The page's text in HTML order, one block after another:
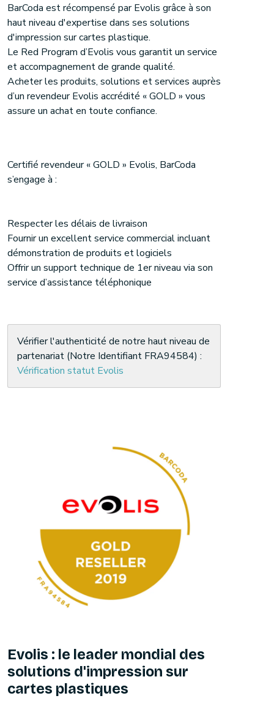
BarCoda est récompensé par Evolis grâce à son
haut niveau d'expertise dans ses solutions
d'impression sur cartes plastique.
Le Red Program d’Evolis vous garantit un service
et accompagnement de grande qualité.
Acheter les produits, solutions et services auprès
d’un revendeur Evolis accrédité « GOLD » vous
assure un achat en toute confiance.
Certifié revendeur « GOLD » Evolis, BarCoda
s’engage à :
Respecter les délais de livraison
Fournir un excellent service commercial incluant
démonstration de produits et logiciels
Offrir un support technique de 1er niveau via son
service d’assistance téléphonique
Vérifier l'authenticité de notre haut niveau de
partenariat (Notre Identifiant FRA94584) :
Vérification statut Evolis
Evolis : le leader mondial des
solutions d'impression sur
cartes plastiques